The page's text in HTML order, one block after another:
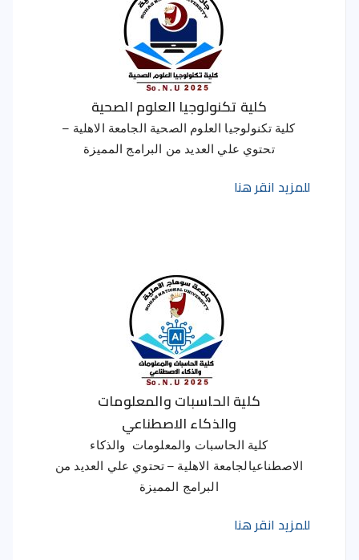
كلية تكنولوجيا العلوم الصحية
كلية تكنولوجيا العلوم الصحية الجامعة الاهلية –
تحتوي علي العديد من البرامج المميزة
للمزيد انقر هنا
كلية الحاسبات والمعلومات
والذكاء الاصطناعي
كلية الحاسبات والمعلومات والذكاء
الاصطناعيالجامعة الاهلية – تحتوي علي العديد من
البرامج المميزة
للمزيد انقر هنا